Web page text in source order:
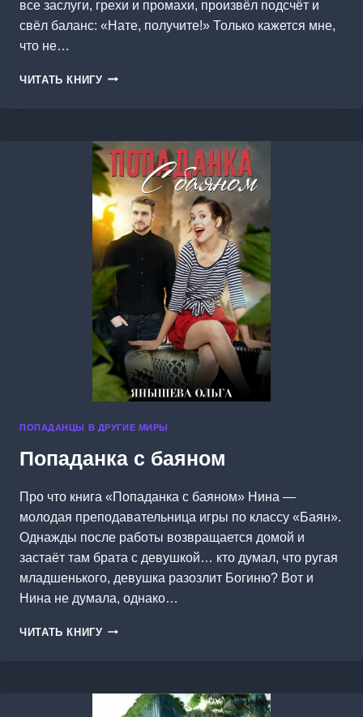
все заслуги, грехи и промахи, произвёл подсчёт и
свёл баланс: «Нате, получите!» Только кажется мне,
что не…
ЧИТАТЬ КНИГУ МАЛЬЧИК
ПОПАДАНЦЫ В ДРУГИЕ МИРЫ
Попаданка с баяном
Про что книга «Попаданка с баяном» Нина —
молодая преподавательница игры по классу «Баян».
Однажды после работы возвращается домой и
застаёт там брата с девушкой… кто думал, что ругая
младшенького, девушка разозлит Богиню? Вот и
Нина не думала, однако…
ЧИТАТЬ КНИГУ ПОПАДАНКА